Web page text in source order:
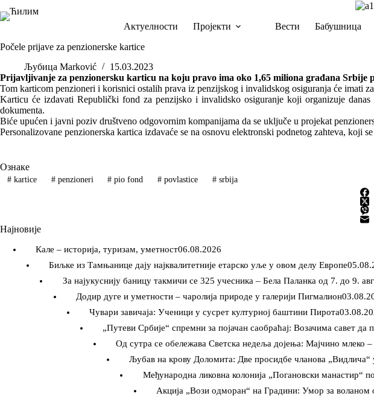
to
Актуелности Пројекти Вести Бабушница
Počele prijave za penzionerske kartice
Љубица Marković
15.03.2023
Prijavljivanje za penzionersku karticu na koju pravo ima oko 1,65 miliona građana Srbije
Tom karticom penzioneri i korisnici ostalih prava iz penzijskog i invalidskog osiguranja će imati
Karticu će izdavati Republički fond za penzijsko i invalidsko osiguranje koji organizuje
dokumenta.
Biće upućen i javni poziv društveno odgovornim kompanijama da se uključe u projekat
Personalizovane penzionerska kartica izdavaće se na osnovu elektronski podnetog zahteva,
Ознаке
#kartice #penzioneri # pio fond # povlastice # srbija
Најновије
Кале – историја, туризам, уметност06.08.2026
Биљке из Тамњанице дају најквалитетније етарско уље у овом делу Европе
За најукуснију баницу такмичи се 325 учесника – Бела Паланка од 7. до 9.
Додир дуге и уметности – чаролија природе у галерији Пигмалион
Чувари завичаја: Ученици у сусрет културној баштини Пирота
„Путеви Србије“ спремни за појачан саобраћај: Возачима савет да
Од сутра се обележава Светска недеља дојења: Мајчино млеко
Љубав на крову Доломита: Две просидбе чланова „Видлича“
Међународна ликовна колонија „Погановски манастир“
Акција „Вози одморан“ на Градини: Умор за воланом